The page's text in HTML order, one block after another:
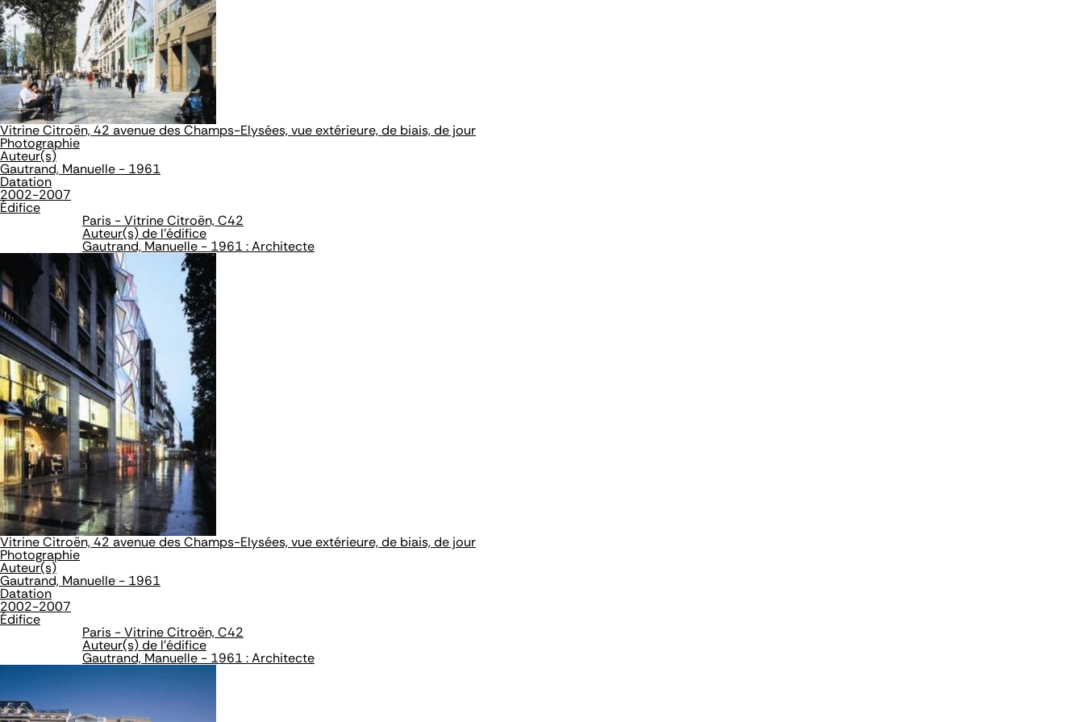
Vitrine Citroën, 42 avenue des Champs-Elysées, vue extérieure, de biais, de jour
Photographie
Auteur(s)
Gautrand, Manuelle - 1961
Datation
2002-2007
Édifice
Paris - Vitrine Citroën, C42
Auteur(s) de l'édifice
Gautrand, Manuelle - 1961 : Architecte
Vitrine Citroën, 42 avenue des Champs-Elysées, vue extérieure, de biais, de jour
Photographie
Auteur(s)
Gautrand, Manuelle - 1961
Datation
2002-2007
Édifice
Paris - Vitrine Citroën, C42
Auteur(s) de l'édifice
Gautrand, Manuelle - 1961 : Architecte